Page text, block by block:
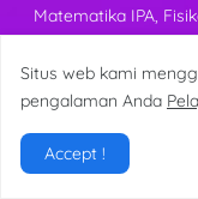
MENDAFTAR
Matematika IPA,
Nama
Email*
Situs web kami
pengalaman Anda
Accept !